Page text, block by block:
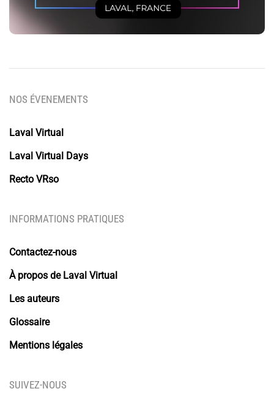
NOS ÉVENEMENTS
Laval Virtual
Laval Virtual Days
Recto VRso
INFORMATIONS PRATIQUES
Contactez-nous
À propos de Laval Virtual
Les auteurs
Glossaire
Mentions légales
SUIVEZ-NOUS